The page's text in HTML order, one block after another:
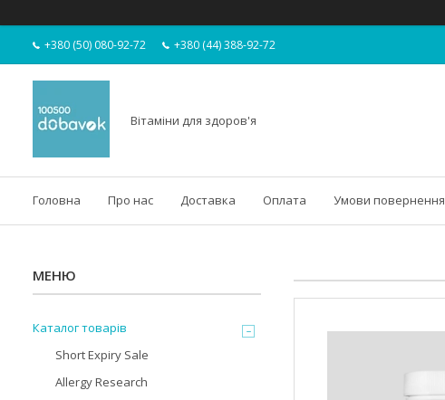
+380 (50) 080-92-72 +380 (44) 388-92-72
Вітаміни для здоров'я
Головна Про нас Доставка Оплата Умови повернення
Каталог товарів
Short Expiry Sale
Allergy Research